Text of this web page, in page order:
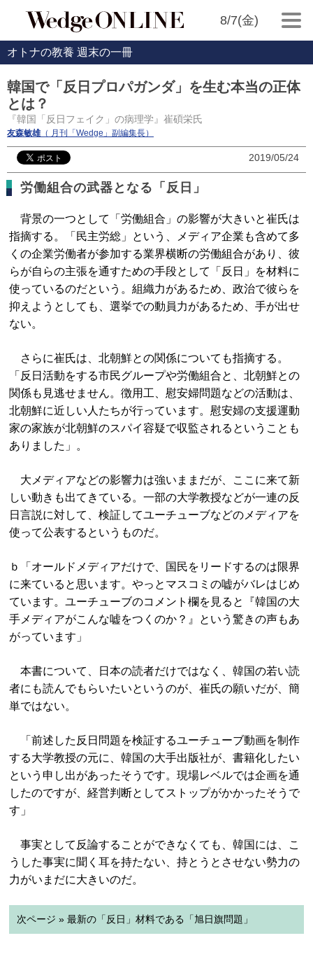
8/7(金)
オトナの教養 週末の一冊
韓国で「反日プロパガンダ」を生む本当の正体
とは？
『韓国「反日フェイク」の病理学』崔碩栄氏
友森敏雄（ 月刊「Wedge」副編集長）
2019/05/24
労働組合の武器となる「反日」
背景の一つとして「労働組合」の影響が大きいと崔氏は
指摘する。「民主労総」という、メディア企業も含めて多
くの企業労働者が参加する業界横断の労働組合があり、彼
らが自らの主張を通すための手段として「反日」を材料に
使っているのだという。組織力があるため、政治で彼らを
抑えようとしても、選挙での動員力があるため、手が出せ
ない。
さらに崔氏は、北朝鮮との関係についても指摘する。
「反日活動をする市民グループや労働組合と、北朝鮮との
関係も見逃せません。徴用工、慰安婦問題などの活動は、
北朝鮮に近しい人たちが行っています。慰安婦の支援運動
家の家族が北朝鮮のスパイ容疑で収監されるということも
ありました」。
大メディアなどの影響力は強いままだが、ここに来て新
しい動きも出てきている。一部の大学教授などが一連の反
日言説に対して、検証してユーチューブなどのメディアを
使って公表するというものだ。
ｂ「オールドメディアだけで、国民をリードするのは限界
に来ていると思います。やっとマスコミの嘘がバレはじめ
ています。ユーチューブのコメント欄を見ると『韓国の大
手メディアがこんな嘘をつくのか？』という驚きの声もあ
がっています」
本書について、日本の読者だけではなく、韓国の若い読
者にも読んでもらいたいというのが、崔氏の願いだが、簡
単ではない。
「前述した反日問題を検証するユーチューブ動画を制作
する大学教授の元に、韓国の大手出版社が、書籍化したい
という申し出があったそうです。現場レベルでは企画を通
したのですが、経営判断としてストップがかかったそうで
す」
事実として反論することができなくても、韓国には、こ
うした事実に聞く耳を持たない、持とうとさせない勢力の
力がいまだに大きいのだ。
次ページ » 最新の「反日」材料である「旭日旗問題」